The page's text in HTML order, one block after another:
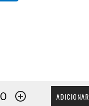
ADICIONAR